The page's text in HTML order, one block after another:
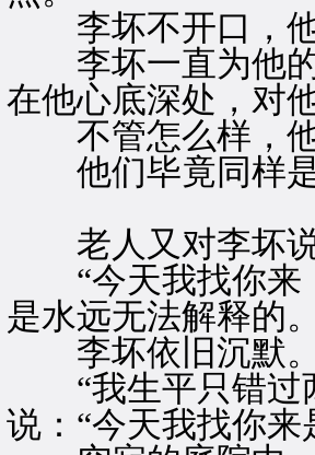
李坏不开口，他
李坏一直为他的
在他心底深处，对
不管怎么样，他
他们毕竟同样是
老人又对李坏说
“今天我找你来
是水远无法解释的
李坏依旧沉默。
“我生平只错过
说：“今天我找你